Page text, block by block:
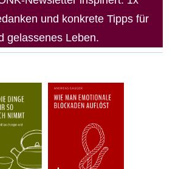
und konkrete Tipps für
gelassenes Leben.